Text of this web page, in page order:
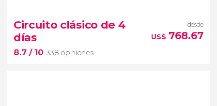
Circuito clásico de 4
días
8.7 / 10 338 opiniones
desde
US$ 768.67